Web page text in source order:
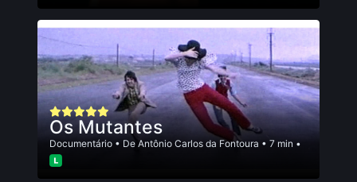
Os Mutantes
Documentário • De Antônio Carlos da Fontoura • 7 min •